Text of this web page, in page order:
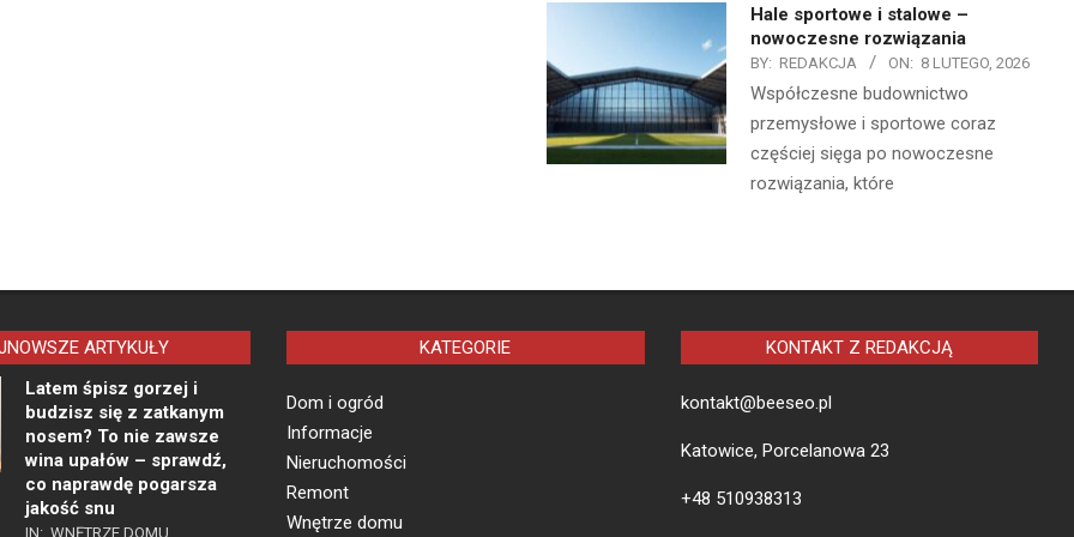
Hale sportowe i stalowe –
nowoczesne rozwiązania
BY: REDAKCJA ON: 8 LUTEGO, 2026
Współczesne budownictwo
przemysłowe i sportowe coraz
częściej sięga po nowoczesne
rozwiązania, które
ARTYKUŁY
Latem śpisz gorzej i
budzisz się z zatkanym
nosem? To nie zawsze
wina upałów – sprawdź,
co naprawdę pogarsza
jakość snu
IN: WNĘTRZE DOMU
KATEGORIE
Dom i ogród
Informacje
Nieruchomości
Remont
Wnętrze domu
KONTAKT Z REDAKCJĄ
kontakt@beeseo.pl
Katowice, Porcelanowa 23
+48 510938313